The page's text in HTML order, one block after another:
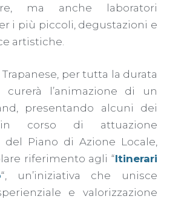
ma anche laboratori
i più piccoli, degustazioni e
artistiche.
Trapanese, per tutta la durata
curerà l’animazione di un
presentando alcuni dei
corso di attuazione
del Piano di Azione Locale,
riferimento agli “Itinerari
“, un’iniziativa che unisce
e valorizzazione